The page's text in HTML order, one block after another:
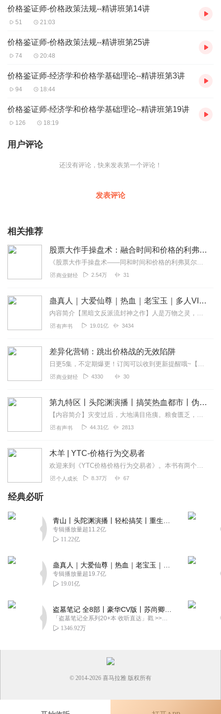
价格鉴证师-价格政策法规--精讲班第14讲
51 21:03
价格鉴证师-价格政策法规--精讲班第25讲
74 20:48
价格鉴证师-经济学和价格学基础理论--精讲班第3讲
94 18:44
价格鉴证师-经济学和价格学基础理论--精讲班第19讲
126 18:19
用户评论
还没有评论，快来发表第一个评论！
发表评论
相关推荐
股票大作手操盘术：融合时间和价格的利弗莫尔准则
《股票大作手操盘术——同和时间和价格的利弗莫尔准则》由华尔街传奇股票操盘手杰西.利弗莫尔亲笔所著，系统介绍了他自己独创的基于时间与价格两大要素的股市交易法则...
商业财经 2.54万 31
蛊真人｜大爱仙尊｜热血｜老宝玉｜多人VIP免费有声剧
内容简介【黑暗文反派流封神之作】人是万物之灵，蛊是天地真精。一个穿越者不断重生的故事。一个养蛊、炼蛊、用蛊的奇特世界。配音组（男角色）老宝玉旁白...
有声书 19.01亿 3434
差异化营销：跳出价格战的无效陷阱
日更5集，不定期爆更！订阅可以收到更新提醒哦~【内容简介】“如果咱们再不降价，这单生意就丢了。”这是最令营销人员崩溃的话。降价说起来容易，但公司却要...
商业财经 4330 30
第九特区丨头陀渊演播丨搞笑热血都市丨伪戒丨VIP免费多人有声剧
【内容简介】灾变过后，大地满目疮痍。粮食匮乏，资源紧俏，局势混乱……一位从待规划区杀出来的青年，背对着漫天黄沙，孤身来到九区谋生，却不曾想偶然结识三五好友，一念...
有声书 44.31亿 2813
木羊 | YTC-价格行为交易者
欢迎来到《YTC价格价格行为交易者》。本书有两个基本目标：1）分享我观察金融市场的方法，以及我用价格行为识别和管理交易机会的方法。2）分享我认为你成为稳定盈利的...
个人成长 8.37万 67
经典必听
专辑播放量超11.2亿
11.22亿
专辑播放量超19.7亿
19.01亿
「盗墓笔记全系列20+本 收听直达」戳 >>改编自南派三叔同名作品，腾讯音乐娱乐集团出品，冠声文化制作，...
1346.92万
© 2014-2026 喜马拉雅 版权所有